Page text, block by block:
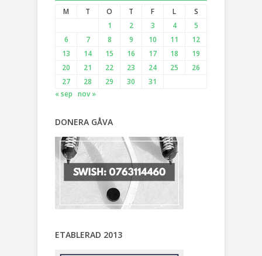
M
T O T F L
S
1
2 3 4
5
6
7 8 9 10 11
12
13
14 15 16 17 18
19
20
21 22 23 24 25
26
27
28 29 30
31
« sep nov »
DONERA GÅVA
ETABLERAD 2013